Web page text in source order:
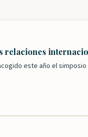
relaciones
este año el